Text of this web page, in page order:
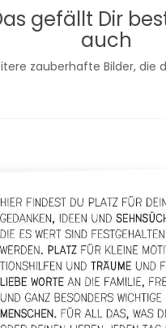
gefällt Dir
auch
zauberhafte Bilder, die